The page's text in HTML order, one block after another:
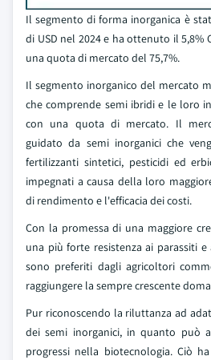
Il segmento di forma inorganica è
di USD nel 2024 e ha ottenuto il 5,8%
una quota di mercato del 75,7%.
Il segmento inorganico del mercato
che comprende semi ibridi e le loro
con una quota di mercato. Il
guidato da semi inorganici che
fertilizzanti sintetici, pesticidi ed
impegnati a causa della loro
di rendimento e l'efficacia dei costi.
Con la promessa di una maggiore
una più forte resistenza ai parassiti
sono preferiti dagli agricoltori
raggiungere la sempre crescente
Pur riconoscendo la riluttanza ad
dei semi inorganici, in quanto può
progressi nella biotecnologia. Ciò